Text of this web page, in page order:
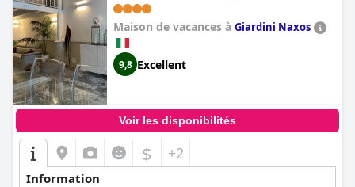
Maison de vacances à Giardini Naxos
9,8 Excellent
Voir les disponibilités
$ +2
Information